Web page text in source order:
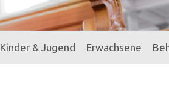
Kinder & Jugend Erwachsene